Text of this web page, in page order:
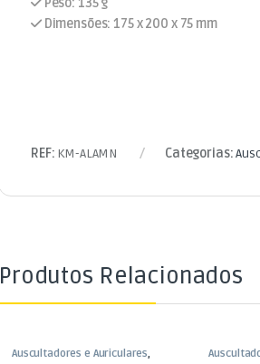
Dimensões: 175 x 200 x 75 mm
REF: KM-ALAMN Categorias:
Produtos Relacionados
Auscultadores e Auriculares,